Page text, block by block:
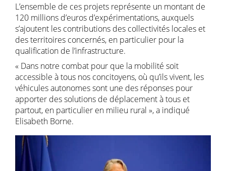
L’ensemble de ces projets représente un montant de
120 millions d’euros d’expérimentations, auxquels
s’ajoutent les contributions des collectivités locales et
des territoires concernés, en particulier pour la
qualification de l’infrastructure.
« Dans notre combat pour que la mobilité soit
accessible à tous nos concitoyens, où qu’ils vivent, les
véhicules autonomes sont une des réponses pour
apporter des solutions de déplacement à tous et
partout, en particulier en milieu rural », a indiqué
Elisabeth Borne.